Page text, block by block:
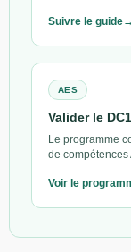
Suivre le guide
AES
Valider le
Le programme
de compétences
Voir le